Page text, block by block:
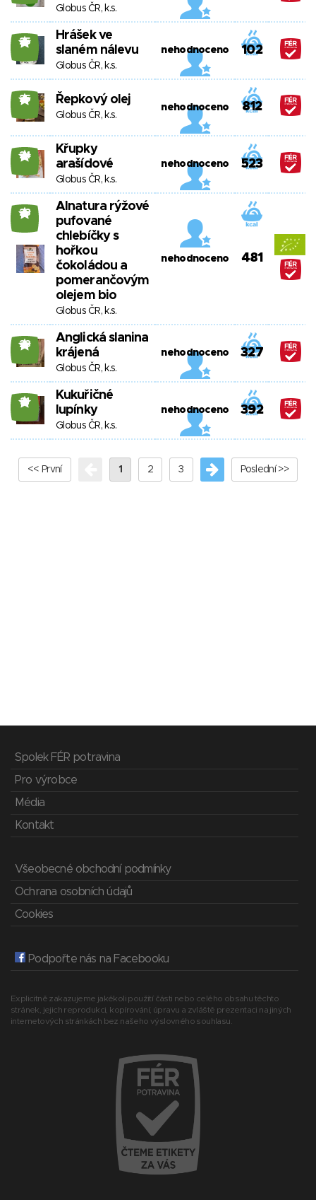
Globus ČR, k.s.
25
Hrášek ve
slaném nálevu
Globus ČR, k.s.
nehodnoceno 102
25 Řepkový olej
Globus ČR, k.s.
nehodnoceno 812
24
Křupky
arašídové
Globus ČR, k.s.
nehodnoceno 523
23
Alnatura rýžové
pufované
chlebíčky s
hořkou
čokoládou a
pomerančovým
olejem bio
Globus ČR, k.s.
nehodnoceno 481
23
Anglická slanina
krájená
Globus ČR, k.s.
nehodnoceno 327
21
Kukuřičné
lupínky
Globus ČR, k.s.
nehodnoceno 392
<< První 1 2 3 Poslední >>
Spolek FÉR potravina
Pro výrobce
Média
Kontakt
Všeobecné obchodní podmínky
Ochrana osobních údajů
Cookies
Podpořte nás na Facebooku
Explicitně zakazujeme jakékoli použití části nebo celého obsahu těchto
stránek, jejich reprodukci, kopírování, úpravu a zvláště prezentaci na jiných
internetových stránkách bez našeho výslovného souhlasu.